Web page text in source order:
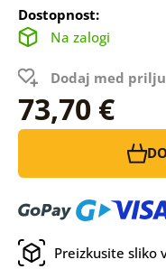
Dostopnost:
Na zalogi
Dodaj med
73,70 €
Preizkusite sliko